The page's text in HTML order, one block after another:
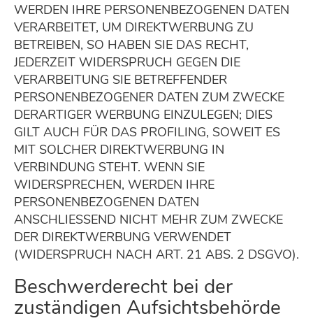
WERDEN IHRE PERSONENBEZOGENEN DATEN
VERARBEITET, UM DIREKTWERBUNG ZU
BETREIBEN, SO HABEN SIE DAS RECHT,
JEDERZEIT WIDERSPRUCH GEGEN DIE
VERARBEITUNG SIE BETREFFENDER
PERSONENBEZOGENER DATEN ZUM ZWECKE
DERARTIGER WERBUNG EINZULEGEN; DIES
GILT AUCH FÜR DAS PROFILING, SOWEIT ES
MIT SOLCHER DIREKTWERBUNG IN
VERBINDUNG STEHT. WENN SIE
WIDERSPRECHEN, WERDEN IHRE
PERSONENBEZOGENEN DATEN
ANSCHLIESSEND NICHT MEHR ZUM ZWECKE
DER DIREKTWERBUNG VERWENDET
(WIDERSPRUCH NACH ART. 21 ABS. 2 DSGVO).
Beschwerderecht bei der
zuständigen Aufsichtsbehörde